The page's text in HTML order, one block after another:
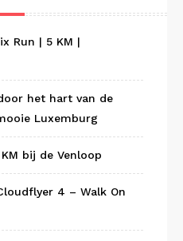
Run | 5 KM |
het hart van de
Luxemburg
KM bij de Venloop
4 – Walk On